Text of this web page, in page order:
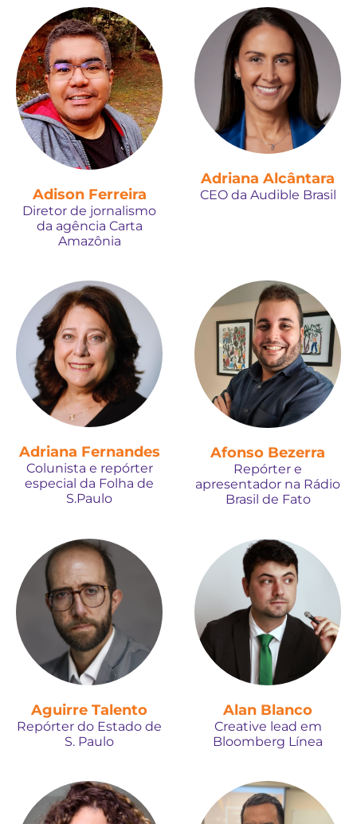
Adison Ferreira
Diretor de jornalismo
da agência Carta
Amazônia
Adriana Alcântara
CEO da Audible Brasil
Adriana Fernandes
Colunista e repórter
especial da Folha de
S.Paulo
Afonso Bezerra
Repórter e
apresentador na Rádio
Brasil de Fato
Aguirre Talento
Repórter do Estado de
S. Paulo
Alan Blanco
Creative lead em
Bloomberg Línea